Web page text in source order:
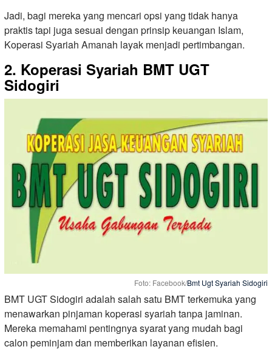
Jadi, bagi mereka yang mencari opsi yang tidak hanya
praktis tapi juga sesuai dengan prinsip keuangan Islam,
Koperasi Syariah Amanah layak menjadi pertimbangan.
2. Koperasi Syariah BMT UGT
Sidogiri
Foto: Facebook/Bmt Ugt Syariah Sidogiri
BMT UGT Sidogiri adalah salah satu BMT terkemuka yang
menawarkan pinjaman koperasi syariah tanpa jaminan.
Mereka memahami pentingnya syarat yang mudah bagi
calon peminjam dan memberikan layanan efisien.